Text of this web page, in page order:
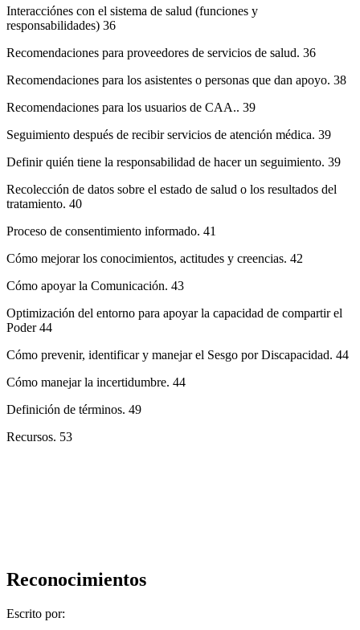
Interacciónes con el sistema de salud (funciones y
responsabilidades) 36
Recomendaciones para proveedores de servicios de salud. 36
Recomendaciones para los asistentes o personas que dan apoyo. 38
Recomendaciones para los usuarios de CAA.. 39
Seguimiento después de recibir servicios de atención médica. 39
Definir quién tiene la responsabilidad de hacer un seguimiento. 39
Recolección de datos sobre el estado de salud o los resultados del
tratamiento. 40
Proceso de consentimiento informado. 41
Cómo mejorar los conocimientos, actitudes y creencias. 42
Cómo apoyar la Comunicación. 43
Optimización del entorno para apoyar la capacidad de compartir el
Poder 44
Cómo prevenir, identificar y manejar el Sesgo por Discapacidad. 44
Cómo manejar la incertidumbre. 44
Definición de términos. 49
Recursos. 53
Reconocimientos
Escrito por: